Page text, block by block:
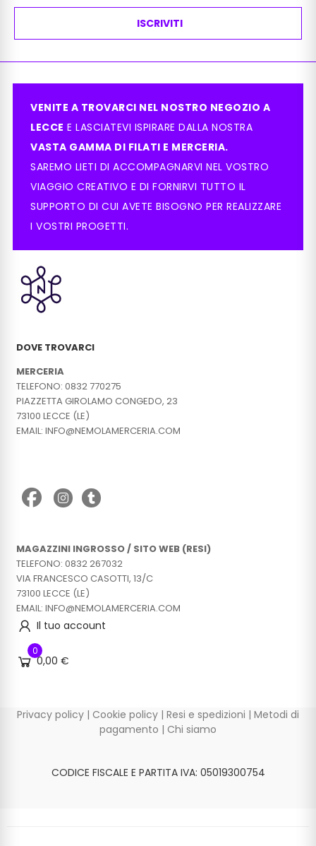
ISCRIVITI
VENITE A TROVARCI NEL NOSTRO NEGOZIO A
LECCE E LASCIATEVI ISPIRARE DALLA NOSTRA
VASTA GAMMA DI FILATI E MERCERIA.
SAREMO LIETI DI ACCOMPAGNARVI NEL VOSTRO
VIAGGIO CREATIVO E DI FORNIRVI TUTTO IL
SUPPORTO DI CUI AVETE BISOGNO PER REALIZZARE
I VOSTRI PROGETTI.
DOVE TROVARCI
MERCERIA
TELEFONO: 0832 770275
PIAZZETTA GIROLAMO CONGEDO, 23
73100 LECCE (LE)
EMAIL: INFO@NEMOLAMERCERIA.COM
MAGAZZINI INGROSSO / SITO WEB (RESI)
TELEFONO: 0832 267032
VIA FRANCESCO CASOTTI, 13/C
73100 LECCE (LE)
EMAIL: INFO@NEMOLAMERCERIA.COM
Il tuo account
0
0,00 €
Privacy policy | Cookie policy | Resi e spedizioni | Metodi di
pagamento | Chi siamo
CODICE FISCALE E PARTITA IVA: 05019300754